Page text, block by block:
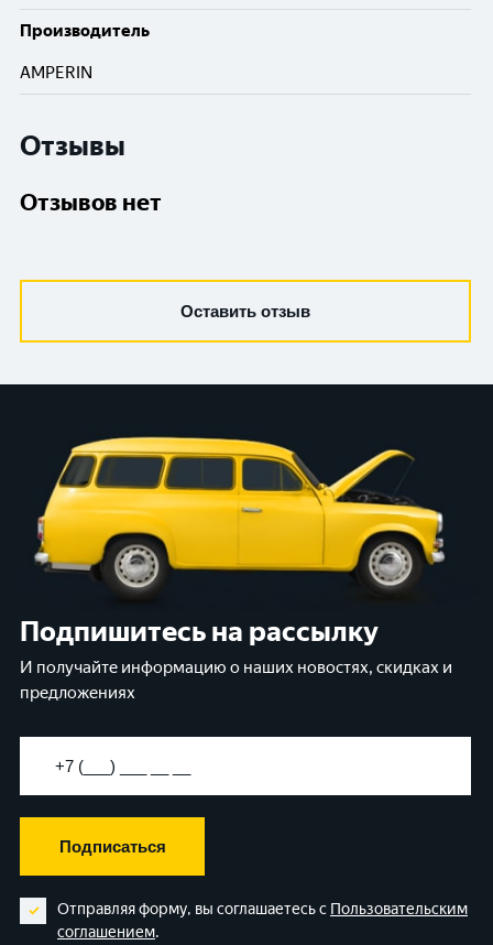
Производитель
AMPERIN
Отзывы
Отзывов нет
Оставить отзыв
Подпишитесь на рассылку
И получайте информацию о наших новостях, скидках и
предложениях
Подписаться
Отправляя форму, вы соглашаетесь с Пользовательским
соглашением.